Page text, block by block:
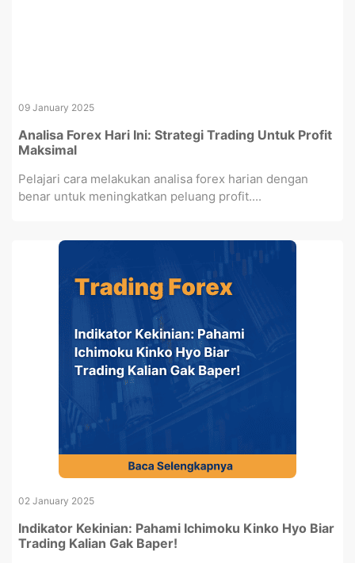
09 January 2025
Analisa Forex Hari Ini: Strategi Trading Untuk Profit
Maksimal
Pelajari cara melakukan analisa forex harian dengan
benar untuk meningkatkan peluang profit....
02 January 2025
Indikator Kekinian: Pahami Ichimoku Kinko Hyo Biar
Trading Kalian Gak Baper!